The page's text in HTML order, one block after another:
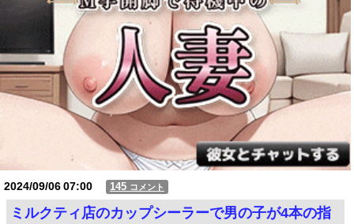
2024/09/0607:00 145 コメント
ミルクティ店のカップシーラーで男の子が4本の指